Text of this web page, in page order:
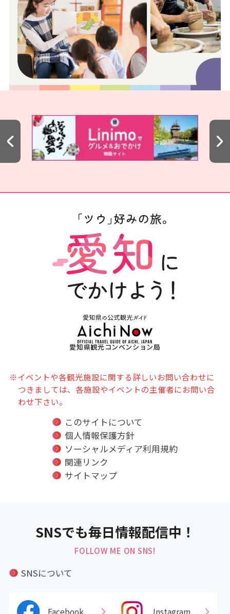
愛知県観光コンベンション局
※イベントや各観光施設に関する詳しいお問い合わせに
つきましては、各施設やイベントの主催者にお問い合
わせ下さい。
このサイトについて
個人情報保護方針
ソーシャルメディア利用規約
関連リンク
サイトマップ
SNSでも毎日情報配信中！
FOLLOW ME ON SNS!
SNSについて
Facebook Instagram